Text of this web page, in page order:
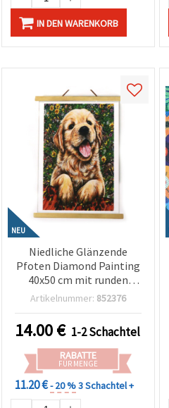
IN DEN WARENKORB
NEU
Niedliche Glänzende
Pfoten Diamond Painting
40x50 cm mit runden
Strass-Steinen – Vollbild
Teilrahmen – Perfekt für
Tierliebhaber & kreative
Wohn-Deko JSFH70491
Artikelnummer: 852376
14.00€ 1-2 Schachtel
RABATTE
FÜR MENGE
11.20 €- 20 %3 Schachtel +